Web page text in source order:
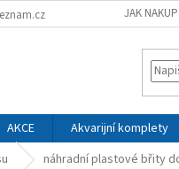
JAK
AKCE Akvarijní komplety
náhradní plastové břity